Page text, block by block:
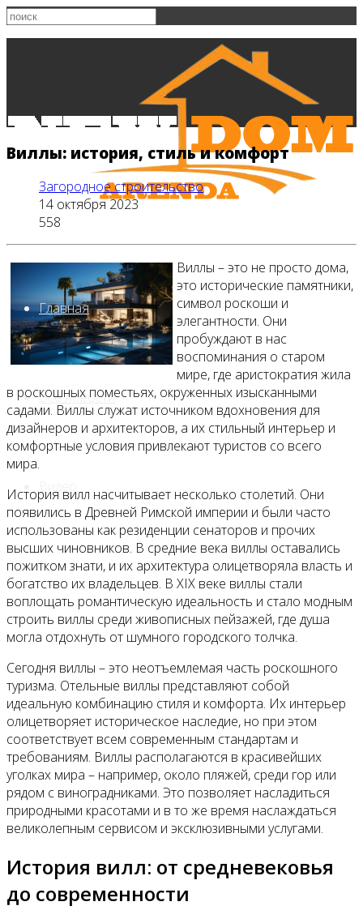
Главная
Все новости
Виллы: история, стиль и комфорт
Загородное строительство
14 октября 2023
558
Виллы – это не просто дома,
это исторические памятники,
символ роскоши и
элегантности. Они
пробуждают в нас
воспоминания о старом
мире, где аристократия жила
в роскошных поместьях, окруженных изысканными
садами. Виллы служат источником вдохновения для
дизайнеров и архитекторов, а их стильный интерьер и
комфортные условия привлекают туристов со всего
мира.
История вилл насчитывает несколько столетий. Они
появились в Древней Римской империи и были часто
использованы как резиденции сенаторов и прочих
высших чиновников. В средние века виллы оставались
пожитком знати, и их архитектура олицетворяла власть и
богатство их владельцев. В XIX веке виллы стали
воплощать романтическую идеальность и стало модным
строить виллы среди живописных пейзажей, где душа
могла отдохнуть от шумного городского толчка.
Сегодня виллы – это неотъемлемая часть роскошного
туризма. Отельные виллы представляют собой
идеальную комбинацию стиля и комфорта. Их интерьер
олицетворяет историческое наследие, но при этом
соответствует всем современным стандартам и
требованиям. Виллы располагаются в красивейших
уголках мира – например, около пляжей, среди гор или
рядом с виноградниками. Это позволяет насладиться
природными красотами и в то же время наслаждаться
великолепным сервисом и эксклюзивными услугами.
История вилл: от средневековья
до современности